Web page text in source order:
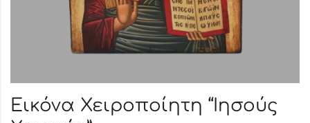
Εικόνα Χειροποίητη “Ιησούς